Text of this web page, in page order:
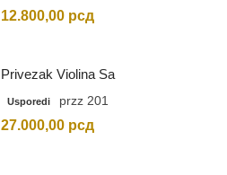
12.800,00 рсд
Privezak Violina Sa
Graviranim Inicijalima
Usporedi przz 201
27.000,00 рсд